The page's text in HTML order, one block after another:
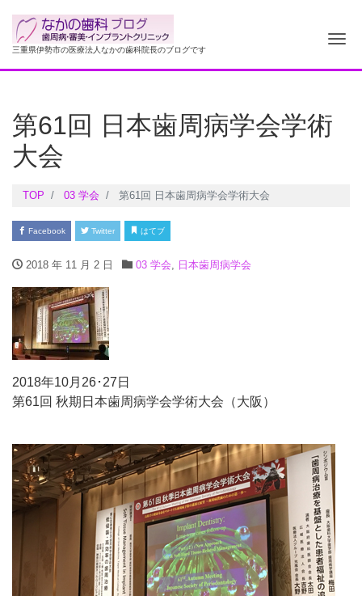
三重県伊勢市の医療法人なかの歯科院長のブログです ナ
第61回 日本歯周病学会学術
大会
TOP 03 学会 第61回 日本歯周病学会学術大会
Facebook Twitter はてブ
2018 年 11 月 2 日 03 学会 日本歯周病学会
2018年10月26･27日
第61回 秋期日本歯周病学会学術大会（大阪）